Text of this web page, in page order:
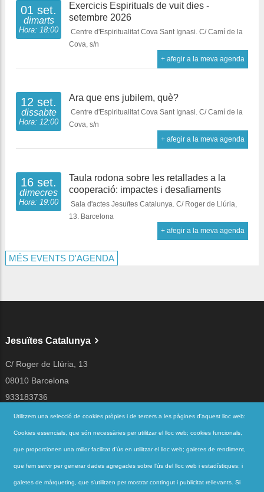
01 set.
dimarts
Hora: 18:00
Exercicis Espirituals de vuit dies -
setembre 2026
Centre d'Espiritualitat Cova Sant Ignasi. C/ Camí de la
Cova, s/n
+ afegir a la meva agenda
12 set.
dissabte
Hora: 12:00
Ara que ens jubilem, què?
Centre d'Espiritualitat Cova Sant Ignasi. C/ Camí de la
Cova, s/n
+ afegir a la meva agenda
16 set.
dimecres
Hora: 19:00
Taula rodona sobre les retallades a la
cooperació: impactes i desafiaments
Sala d'actes Jesuïtes Catalunya. C/ Roger de Llúria,
13. Barcelona
+ afegir a la meva agenda
MÉS EVENTS D'AGENDA
Jesuïtes Catalunya
C/ Roger de Llúria, 13
08010 Barcelona
933183736
jesuites@jesuites.net
Segueix-nos a
Utilitzem una selecció de cookies pròpies i de tercers a les pàgines d'aquest lloc web:
Cookies essencials, que són necessàries per utilitzar el lloc web; cookies funcionals,
que proporcionen una millor facilitat d'ús en utilitzar el lloc web; galetes de rendiment,
que fem servir per generar dades agregades sobre l'ús del lloc web i estadístiques; i
galetes de màrqueting, que s'utilitzen per mostrar contingut i publicitat rellevants. Si